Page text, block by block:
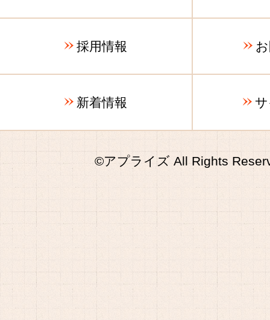
採用情報
新着情報
©アプライズ All Rights